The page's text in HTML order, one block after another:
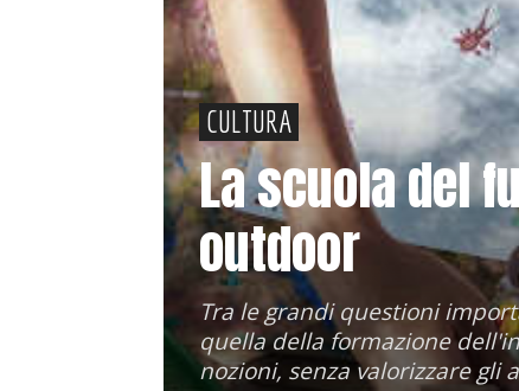
CULTURA
La scuola del
outdoor
Tra le grandi questioni
quella della formazione
nozioni, senza valorizzare gli